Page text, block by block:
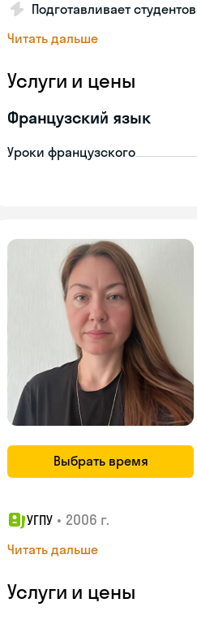
Подготавливает
Читать дальше
Услуги и цены
Французский язык
Уроки французского
Выбрать время
УГПУ • 2006 г.
Читать дальше
Услуги и цены